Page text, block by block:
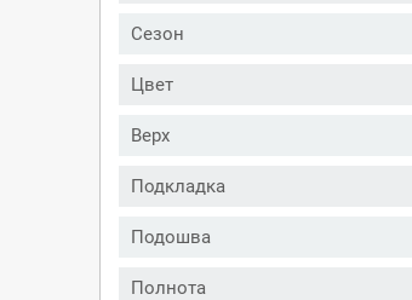
Сезон
Цвет
Верх
Подкладка
Подошва
Полнота